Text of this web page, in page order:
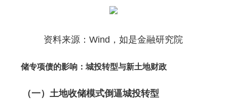
资料来源：Wind，如是金融研究院
储专项债的影响：城投转型与新土地财政
（一）土地收储模式倒逼城投转型